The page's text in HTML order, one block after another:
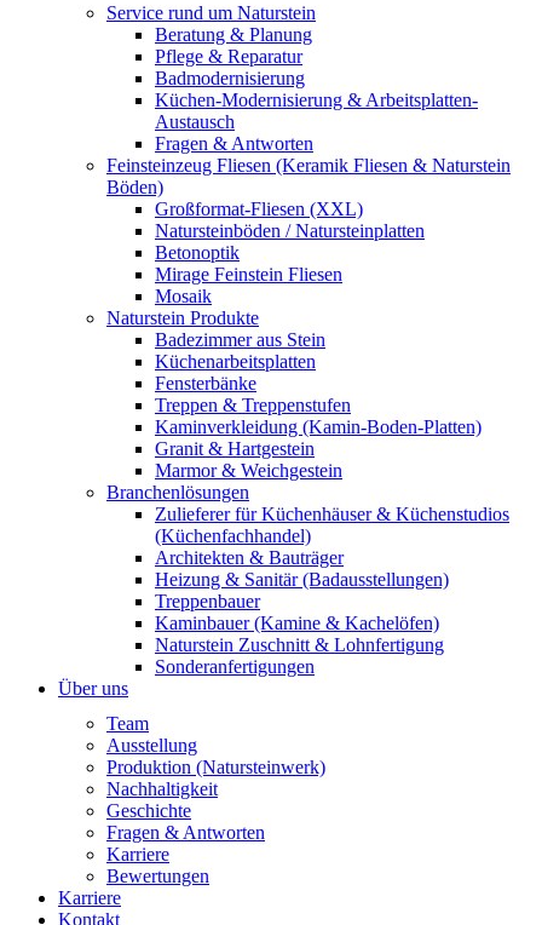
Service rund um Naturstein
Beratung & Planung
Pflege & Reparatur
Badmodernisierung
Küchen-Modernisierung & Arbeitsplatten-
Austausch
Fragen & Antworten
Feinsteinzeug Fliesen (Keramik Fliesen & Naturstein
Böden)
Großformat-Fliesen (XXL)
Natursteinböden / Natursteinplatten
Betonoptik
Mirage Feinstein Fliesen
Mosaik
Naturstein Produkte
Badezimmer aus Stein
Küchenarbeitsplatten
Fensterbänke
Treppen & Treppenstufen
Kaminverkleidung (Kamin-Boden-Platten)
Granit & Hartgestein
Marmor & Weichgestein
Branchenlösungen
Zulieferer für Küchenhäuser & Küchenstudios
(Küchenfachhandel)
Architekten & Bauträger
Heizung & Sanitär (Badausstellungen)
Treppenbauer
Kaminbauer (Kamine & Kachelöfen)
Naturstein Zuschnitt & Lohnfertigung
Sonderanfertigungen
Über uns
Team
Ausstellung
Produktion (Natursteinwerk)
Nachhaltigkeit
Geschichte
Fragen & Antworten
Karriere
Bewertungen
Karriere
Kontakt